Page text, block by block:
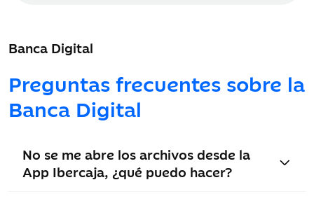
Banca Digital
Preguntas frecuentes sobre la
Banca Digital
No se me abre los archivos desde la
App Ibercaja, ¿qué puedo hacer?